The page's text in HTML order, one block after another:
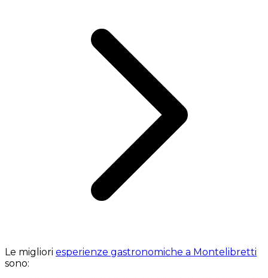
Le migliori esperienze gastronomiche a Montelibretti
sono: